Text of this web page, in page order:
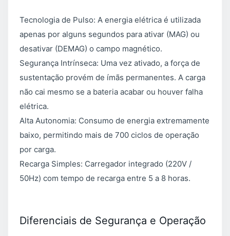
Tecnologia de Pulso: A energia elétrica é utilizada
apenas por alguns segundos para ativar (MAG) ou
desativar (DEMAG) o campo magnético.
Segurança Intrínseca: Uma vez ativado, a força de
sustentação provém de ímãs permanentes. A carga
não cai mesmo se a bateria acabar ou houver falha
elétrica.
Alta Autonomia: Consumo de energia extremamente
baixo, permitindo mais de 700 ciclos de operação
por carga.
Recarga Simples: Carregador integrado (220V /
50Hz) com tempo de recarga entre 5 a 8 horas.
Diferenciais de Segurança e Operação